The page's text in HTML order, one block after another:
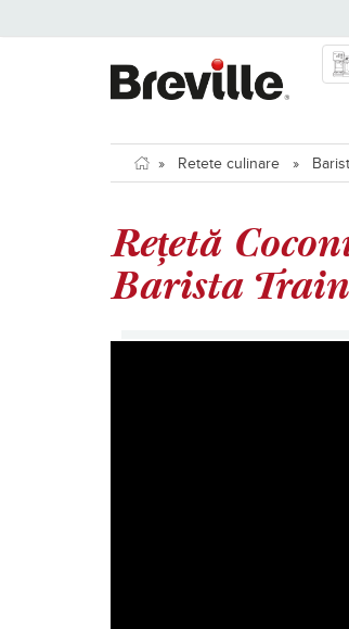
» Retete culinare »
Rețetă
Barista